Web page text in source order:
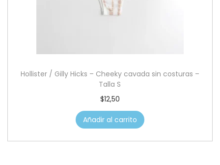
Hollister / Gilly Hicks – Cheeky cavada sin costuras –
Talla S
$12,50
Añadir al carrito